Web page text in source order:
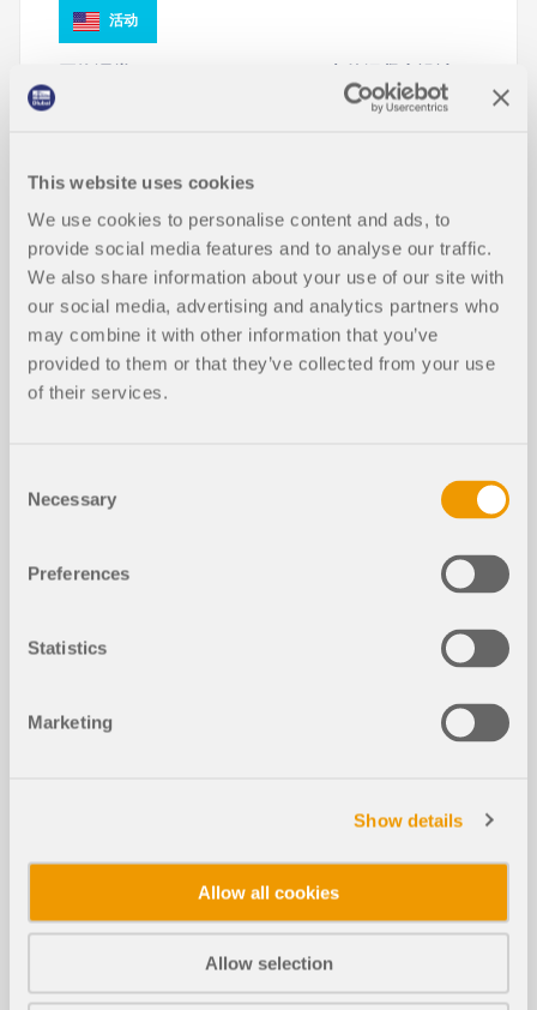
This website uses cookies
We use cookies to personalise content and ads, to
provide social media features and to analyse our traffic.
We also share information about your use of our site with
our social media, advertising and analytics partners who
may combine it with other information that you’ve
provided to them or that they’ve collected from your use
of their services.
Selection
Necessary
Preferences
Statistics
Marketing
Show details
Allow all cookies
Allow selection
活动
下载模型